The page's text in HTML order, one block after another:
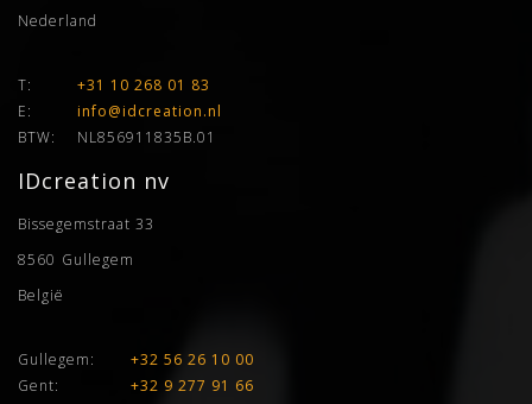
Nederland
T:
+31 10 268 01 83
E:
info@idcreation.nl
BTW:
NL856911835B.01
IDcreation nv
Bissegemstraat 33
8560 Gullegem
België
Gullegem:
+32 56 26 10 00
Gent:
+32 9 277 91 66